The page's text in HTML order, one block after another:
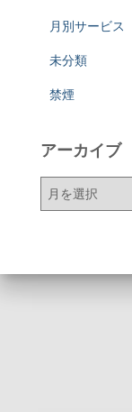
月別サービス
未分類
禁煙
アーカイブ
ア